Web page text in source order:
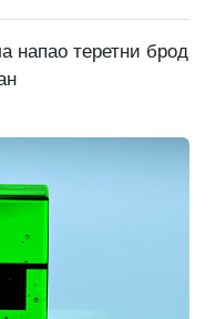
напао теретни брод